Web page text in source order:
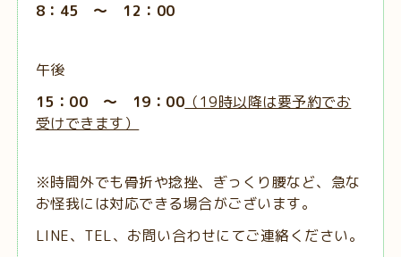
8：45 ～ 12：00
午後
15：00 ～ 19：00 （19時以降は要予約でお
受けできます）
※時間外でも骨折や捻挫、ぎっくり腰など、急な
お怪我には対応できる場合がございます。
LINE、TEL、お問い合わせにてご連絡ください。